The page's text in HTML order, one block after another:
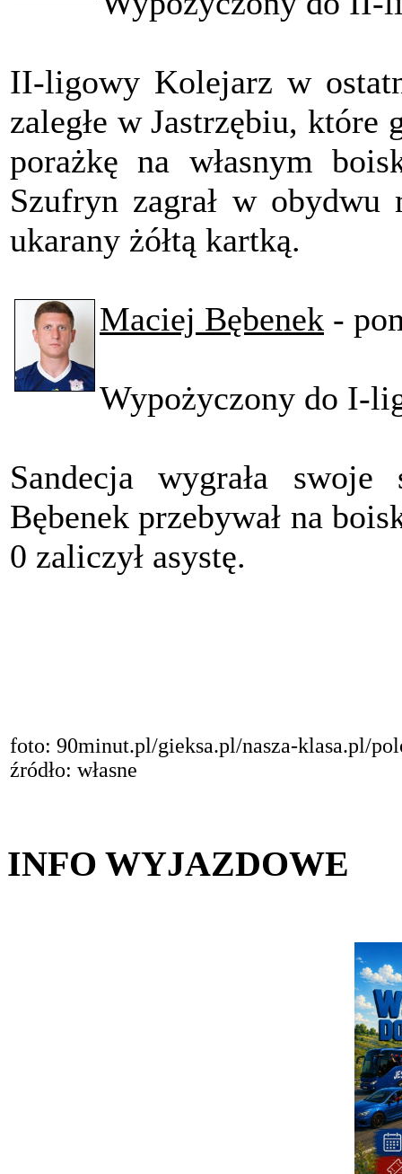
II-ligowy Kolejarz w
zaległe w Jastrzębiu,
porażkę na własnym
Szufryn zagrał w obydwu
ukarany żółtą kartką.
Maciej Bębenek -
Wypożyczony do I-
Sandecja wygrała
Bębenek przebywał na
0 zaliczył asystę.
foto: 90minut.pl/gieksa.pl/nasza-klasa.pl/
źródło: własne
INFO WYJAZDOWE